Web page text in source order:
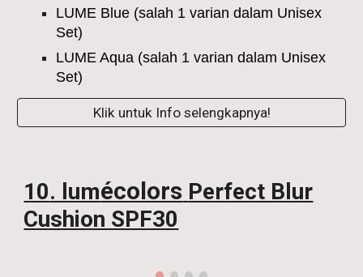
LUME Blue (salah 1 varian dalam Unisex
Set)
LUME Aqua (salah 1 varian dalam Unisex
Set)
Klik untuk Info selengkapnya!
10. lumécolors Perfect Blur
Cushion SPF30